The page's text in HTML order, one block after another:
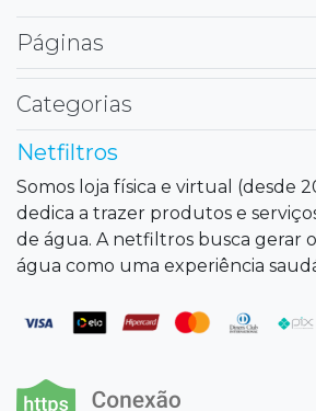
Páginas
Categorias
Netfiltros
Somos loja física e virtual (desde
dedica a trazer produtos e
de água. A netfiltros busca gerar
água como uma experiência